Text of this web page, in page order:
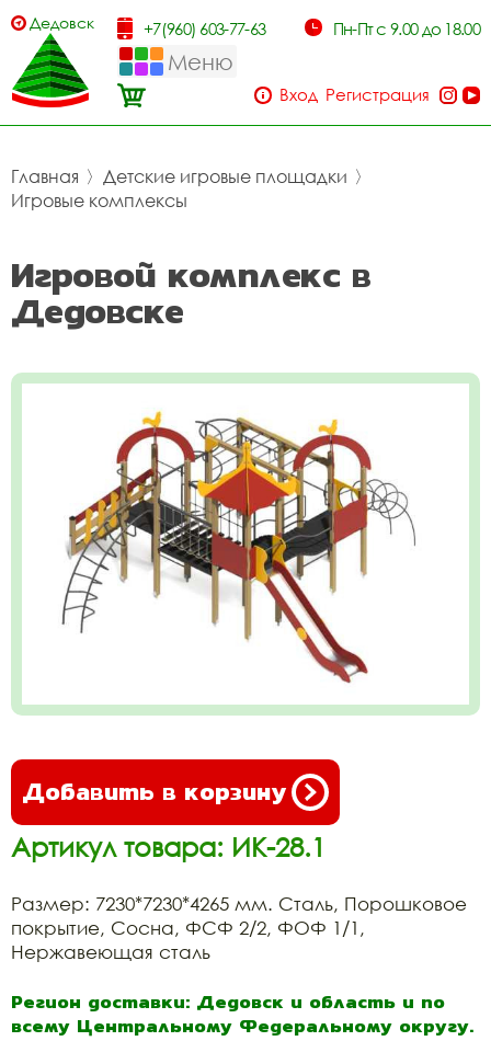
Дедовск +7(960) 603-77-63 Пн-Пт с 9.00 до 18.00
Меню
Вход Регистрация
Главная 〉 Детские игровые площадки 〉
Игровые комплексы
Игровой комплекс в
Дедовске
Добавить в корзину
Артикул товара: ИК-28.1
Размер: 7230*7230*4265 мм. Сталь, Порошковое
покрытие, Сосна, ФСФ 2/2, ФОФ 1/1,
Нержавеющая сталь
Регион доставки: Дедовск и область и по
всему Центральному Федеральному округу.